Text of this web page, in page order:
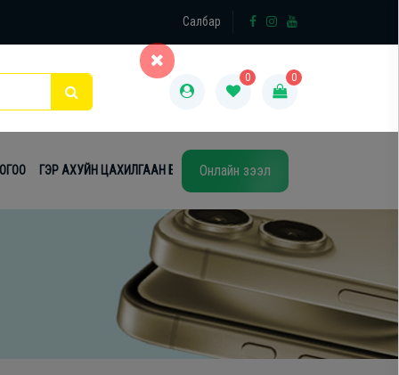
Салбар
0 0
ГЭР АХУЙН ЦАХИЛГААН БАРАА ТАВИЛГА
Онлайн зээл